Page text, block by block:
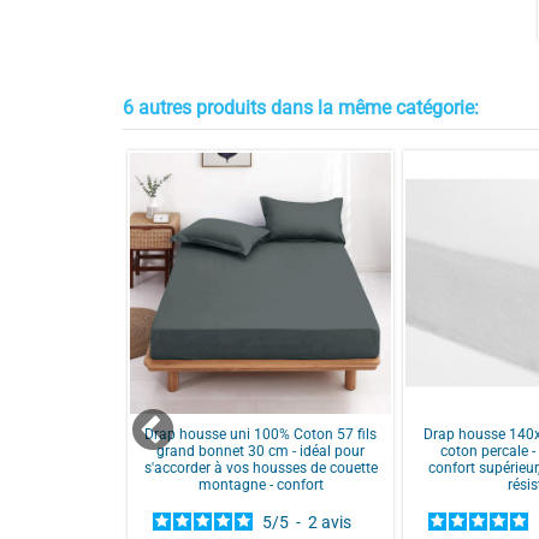
Signaler
5/
Avis vérifié
Conforme
Avis du , suite à une expérience du22/04/2026
(0) Signaler
5/5
Avis vérifié
La qualité du drap housse est très bonne. On ne voit
6 autres produits dans la même catégorie:
Drap housse uni 100% Coton 57 fils
grand bonnet 30 cm - idéal pour
s'accorder à vos housses de couette
montagne - confort
5/5 - 2 avis
Drap housse
coton percale
confort